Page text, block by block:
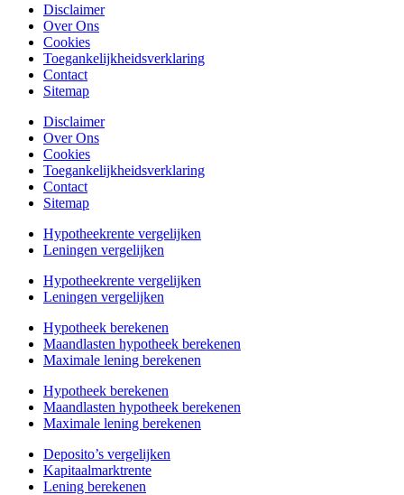
Disclaimer
Over Ons
Cookies
Toegankelijkheidsverklaring
Contact
Sitemap
Disclaimer
Over Ons
Cookies
Toegankelijkheidsverklaring
Contact
Sitemap
Hypotheekrente vergelijken
Leningen vergelijken
Hypotheekrente vergelijken
Leningen vergelijken
Hypotheek berekenen
Maandlasten hypotheek berekenen
Maximale lening berekenen
Hypotheek berekenen
Maandlasten hypotheek berekenen
Maximale lening berekenen
Deposito’s vergelijken
Kapitaalmarktrente
Lening berekenen